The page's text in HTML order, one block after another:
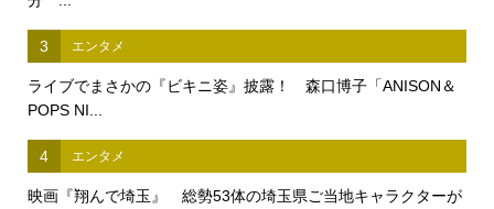
3 エンタメ
ライブでまさかの『ビキニ姿』披露！ 森口博子「ANISON＆
POPS NI...
4 エンタメ
映画『翔んで埼玉』 総勢53体の埼玉県ご当地キャラクターが